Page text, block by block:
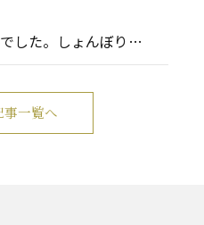
した。しょんぼり…
一覧へ